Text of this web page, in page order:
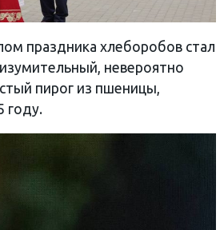
праздника хлеборобов стал
изумительный, невероятно
пирог из пшеницы,
году.